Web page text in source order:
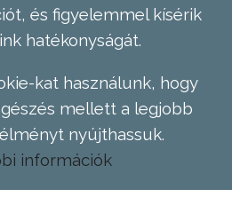
és figyelemmel kísérik
hatékonyságát.
kat használunk, hogy
mellett a legjobb
nyújthassuk.
információk